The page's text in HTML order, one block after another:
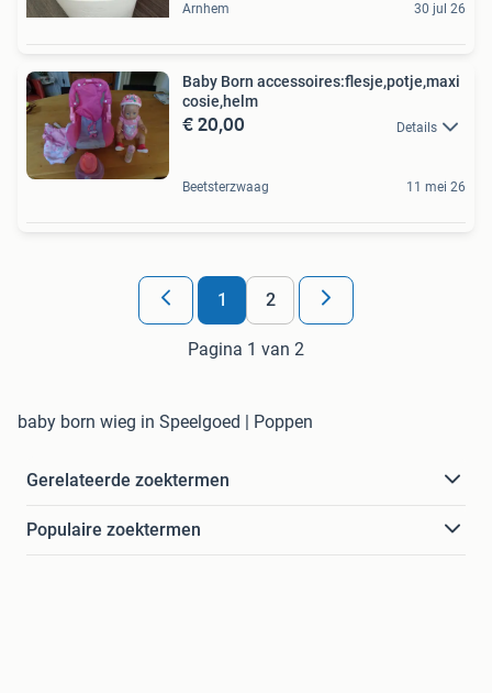
Arnhem 30 jul 26
Baby Born accessoires:flesje,potje,maxi
cosie,helm
€ 20,00 Details
Beetsterzwaag 11 mei 26
1 2
Pagina 1 van 2
baby born wieg in Speelgoed | Poppen
Gerelateerde zoektermen
Populaire zoektermen